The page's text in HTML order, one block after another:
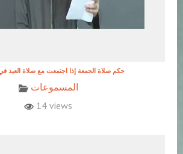
حكم صلاة الجمعة إذا اجتمعت مع صلاة العيد
المسموعات
14 views